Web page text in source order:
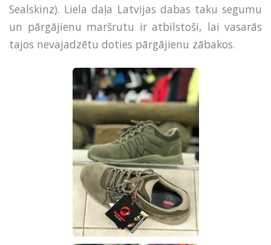
Sealskinz). Liela daļa Latvijas dabas taku segumu
un pārgājienu maršrutu ir atbilstoši, lai vasarās
tajos nevajadzētu doties pārgājienu zābakos.